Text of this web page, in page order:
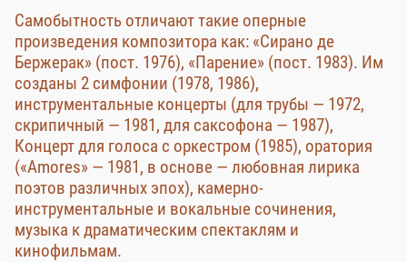
Самобытность отличают такие оперные
произведения композитора как: «Сирано де
Бержерак» (пост. 1976), «Парение» (пост. 1983). Им
созданы 2 симфонии (1978, 1986),
инструментальные концерты (для трубы — 1972,
скрипичный — 1981, для саксофона — 1987),
Концерт для голоса с оркестром (1985), оратория
(«Amores» — 1981, в основе — любовная лирика
поэтов различных эпох), камерно-
инструментальные и вокальные сочинения,
музыка к драматическим спектаклям и
кинофильмам.